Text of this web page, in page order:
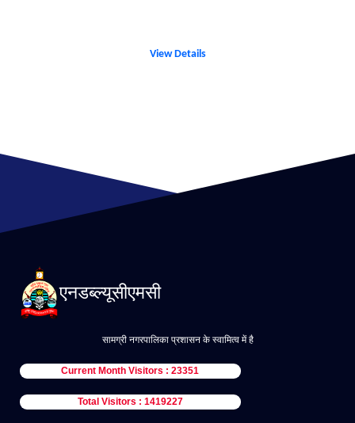
View Details
एनडब्ल्यूसीएमसी
सामग्री नगरपालिका प्रशासन के स्वामित्व में है
Current Month Visitors : 23351
Total Visitors : 1419227